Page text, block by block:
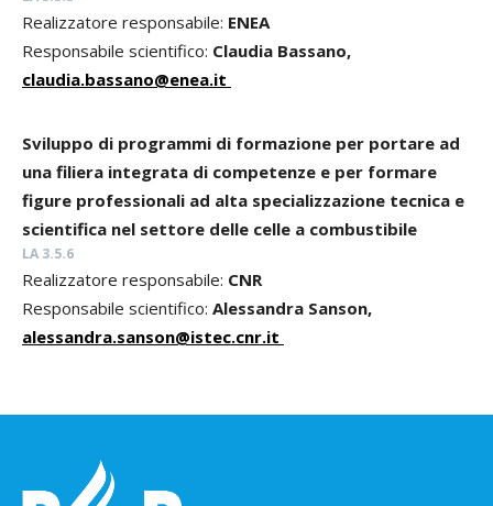
Realizzatore responsabile: ENEA
Responsabile scientifico: Claudia Bassano,
claudia.bassano@enea.it
Sviluppo di programmi di formazione per portare ad
una filiera integrata di competenze e per formare
figure professionali ad alta specializzazione tecnica e
scientifica nel settore delle celle a combustibile
LA 3.5.6
Realizzatore responsabile: CNR
Responsabile scientifico: Alessandra Sanson,
alessandra.sanson@istec.cnr.it